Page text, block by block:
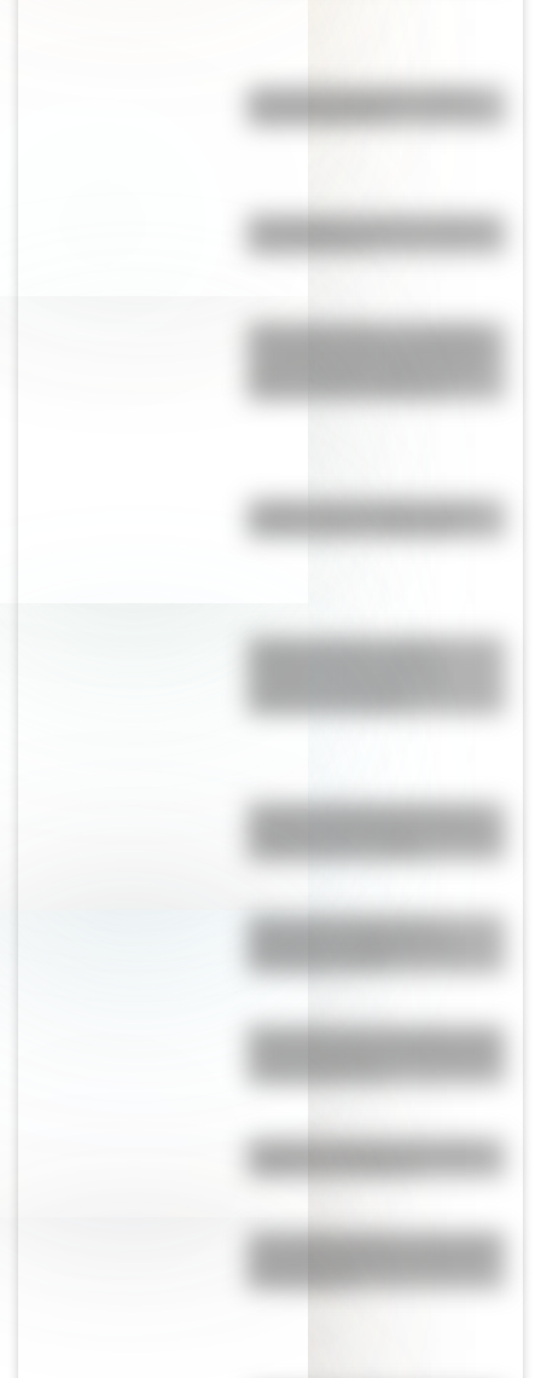
¿Por qué los espejos reflejan
nuestra imagen?
Pila eléctrica: quién la inventó y
"Seis Triple Ocho": el batallón
¿Sabías que San Martín vivió
Cuerpo humano: toda la
Conocé a Mariano Moreno, el
la Revolución de Mayo
Cómo fue el viaje de los
Efemérides del 7 de agosto: tres
un día como hoy
Canguro: ¿conocés el curioso
¿Por qué Mendoza es una de las